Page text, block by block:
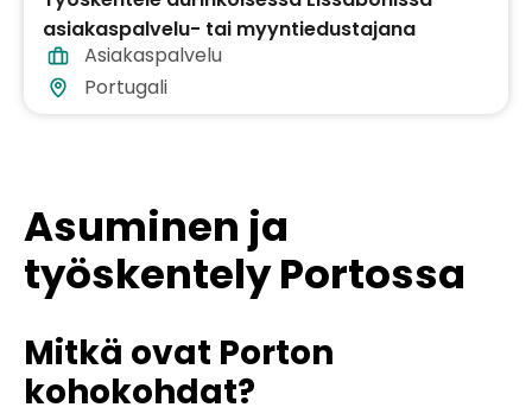
asiakaspalvelu- tai myyntiedustajana
Asiakaspalvelu
Portugali
Asuminen ja
työskentely Portossa
Mitkä ovat Porton
kohokohdat?